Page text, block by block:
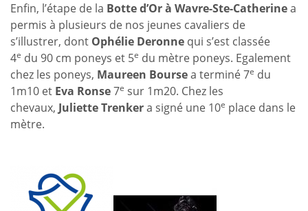
Enfin, l’étape de la Botte d’Or à Wavre-Ste-Catherinea
permis à plusieurs de nos jeunes cavaliers de
s’illustrer, dont Ophélie Deronne qui s’est classée
4e du 90 cm poneys et 5e du mètre poneys. Egalement
chez les poneys, Maureen Boursea terminé 7e du
1m10 et Eva Ronse7e sur 1m20. Chez les
chevaux, Juliette Trenkera signé une 10e place dans le
mètre.